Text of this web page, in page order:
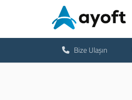
Bize Ulaşın